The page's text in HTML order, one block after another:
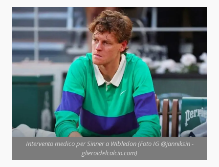
Intervento medico per Sinner a Wibledon (Foto IG @janniksin -
glieroidelcalcio.com)